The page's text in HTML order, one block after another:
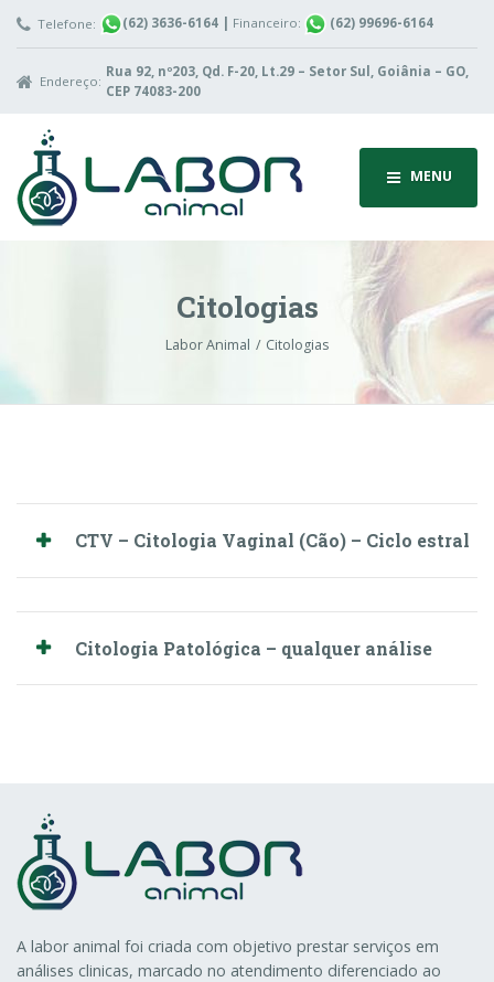
Telefone: (62) 3636-6164 | Financeiro: (62) 99696-6164
Endereço:
Rua 92, nº203, Qd. F-20, Lt.29 – Setor Sul, Goiânia – GO,
CEP 74083-200
MENU
Citologias
Labor Animal Citologias
CTV – Citologia Vaginal (Cão) – Ciclo estral
Citologia Patológica – qualquer análise
A labor animal foi criada com objetivo prestar serviços em
análises clinicas, marcado no atendimento diferenciado ao